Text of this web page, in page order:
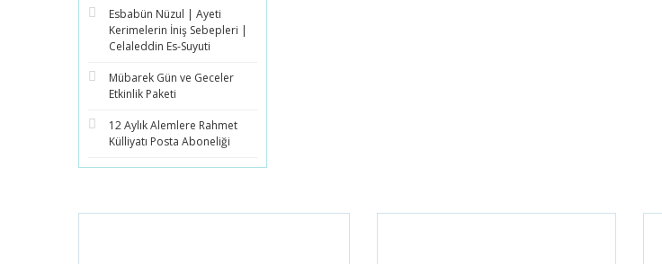
Esbabün Nüzul | Ayeti
Kerimelerin İniş Sebepleri |
Celaleddin Es-Suyuti
Mübarek Gün ve Geceler
Etkinlik Paketi
12 Aylık Alemlere Rahmet
Külliyatı Posta Aboneliği